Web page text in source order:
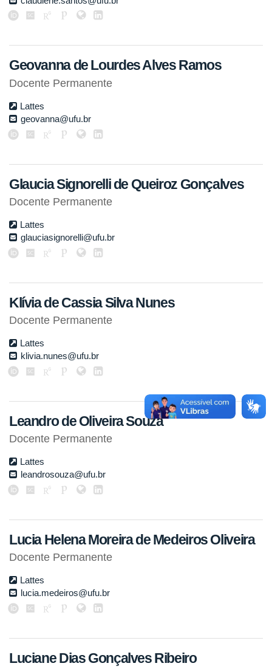
Geovanna de Lourdes Alves Ramos
Docente Permanente
Lattes
geovanna@ufu.br
Glaucia Signorelli de Queiroz Gonçalves
Docente Permanente
Lattes
glauciasignorelli@ufu.br
Klívia de Cassia Silva Nunes
Docente Permanente
Lattes
klivia.nunes@ufu.br
Leandro de Oliveira Souza
Docente Permanente
Lattes
leandrosouza@ufu.br
Lucia Helena Moreira de Medeiros Oliveira
Docente Permanente
Lattes
lucia.medeiros@ufu.br
Luciane Dias Gonçalves Ribeiro